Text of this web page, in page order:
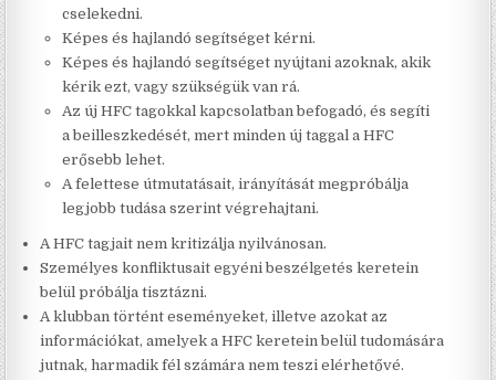
cselekedni.
Képes és hajlandó segítséget kérni.
Képes és hajlandó segítséget nyújtani azoknak, akik
kérik ezt, vagy szükségük van rá.
Az új HFC tagokkal kapcsolatban befogadó, és segíti
a beilleszkedését, mert minden új taggal a HFC
erősebb lehet.
A felettese útmutatásait, irányítását megpróbálja
legjobb tudása szerint végrehajtani.
A HFC tagjait nem kritizálja nyilvánosan.
Személyes konfliktusait egyéni beszélgetés keretein
belül próbálja tisztázni.
A klubban történt eseményeket, illetve azokat az
információkat, amelyek a HFC keretein belül tudomására
jutnak, harmadik fél számára nem teszi elérhetővé.